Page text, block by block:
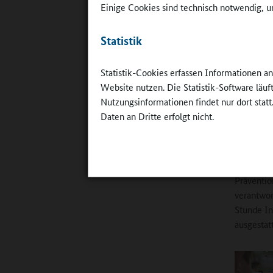
Einige Cookies sind technisch notwendig,
Statistik
Statistik-Cookies erfassen Informationen
Website nutzen. Die Statistik-Software
Nutzungsinformationen findet nur dort
Daten an Dritte erfolgt nicht.
kommen
Die
Stunde